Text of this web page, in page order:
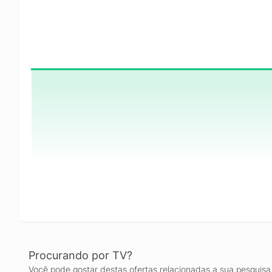
Procurando por TV?
Você pode gostar destas ofertas relacionadas a sua